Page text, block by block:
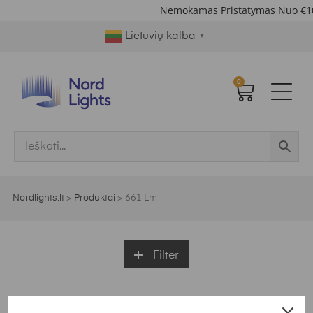
Nemokamas Pristatymas Nuo
Lietuvių kalba ▼
0
Nordlights.lt > Produktai > 661 Lm
Filter